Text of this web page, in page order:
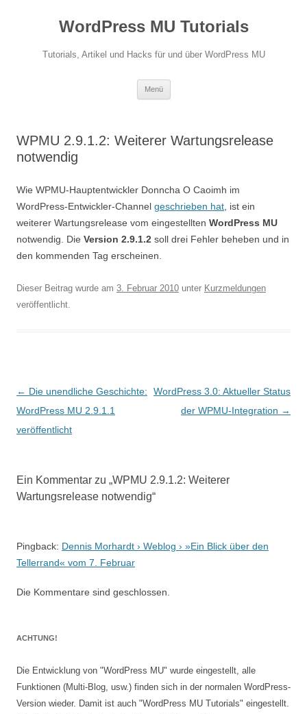
WordPress MU Tutorials
Tutorials, Artikel und Hacks für und über WordPress MU
Menü
WPMU 2.9.1.2: Weiterer Wartungsrelease
notwendig
Wie WPMU-Hauptentwickler Donncha O Caoimh im
WordPress-Entwickler-Channel geschrieben hat , ist ein
weiterer Wartungsrelease vom eingestellten WordPress MU
notwendig. Die Version 2.9.1.2 soll drei Fehler beheben und in
den kommenden Tag erscheinen.
Dieser Beitrag wurde am 3. Februar 2010 unter Kurzmeldungen
veröffentlicht.
Beitragsnavigation
← Die unendliche Geschichte:
WordPress MU 2.9.1.1
veröffentlicht
WordPress 3.0: Aktueller Status
der WPMU-Integration →
Ein Kommentar zu „WPMU 2.9.1.2: Weiterer
Wartungsrelease notwendig“
Pingback: Dennis Morhardt › Weblog › »Ein Blick über den
Tellerrand« vom 7. Februar
Die Kommentare sind geschlossen.
ACHTUNG!
Die Entwicklung von "WordPress MU" wurde eingestellt, alle
Funktionen (Multi-Blog, usw.) finden sich in der normalen WordPress-
Version wieder. Damit ist auch "WordPress MU Tutorials" eingestellt.